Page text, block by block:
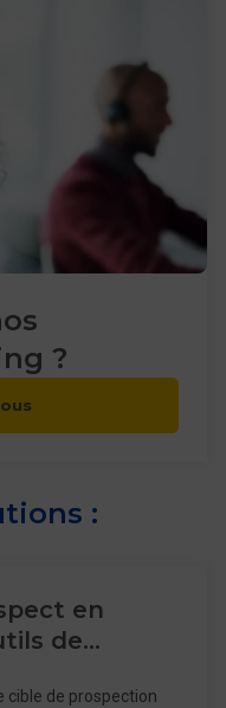
?
:
en
de
cible de prospection